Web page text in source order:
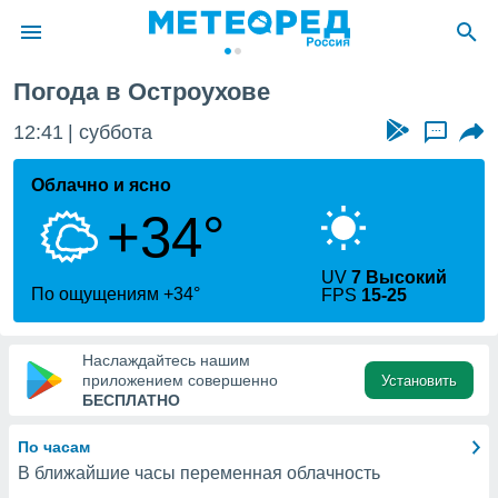
о
Вы можете
к этому
доступ
Погода в Остроухове
12:41 суббота ...
Облачно и ясно
+34°
По ощущениям +34°
UV7 Высокий
FPS 15-25
Наслаждайтесь нашим
приложением совершенно
БЕСПЛАТНО
Установить
По часам
В ближайшие часы переменная облачность